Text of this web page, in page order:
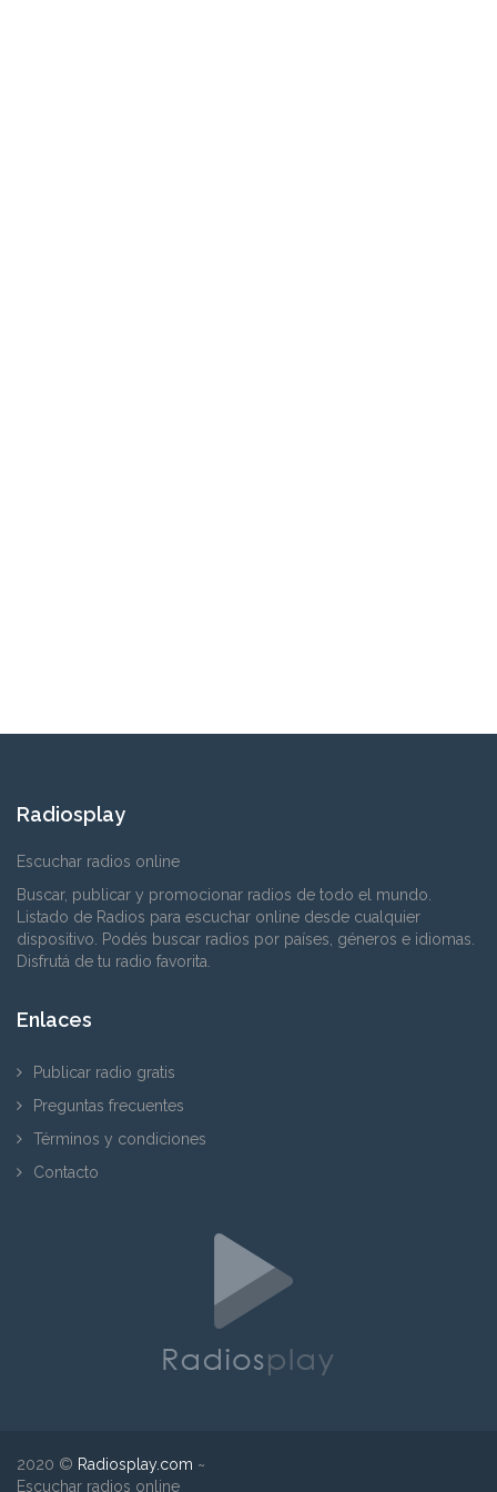
Radiosplay
Escuchar radios online
Buscar, publicar y promocionar radios de todo el mundo.
Listado de Radios para escuchar online desde cualquier
dispositivo. Podés buscar radios por países, géneros e idiomas.
Disfrutá de tu radio favorita.
Enlaces
Publicar radio gratis
Preguntas frecuentes
Términos y condiciones
Contacto
2020 © Radiosplay.com ~
Escuchar radios online